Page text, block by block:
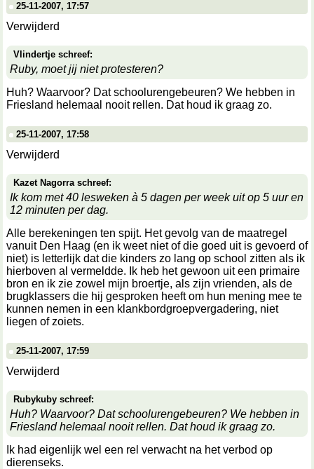
25-11-2007, 17:57
Verwijderd
Vlindertje schreef:
Ruby, moet jij niet protesteren?
Huh? Waarvoor? Dat schoolurengebeuren? We hebben in
Friesland helemaal nooit rellen. Dat houd ik graag zo.
25-11-2007, 17:58
Verwijderd
Kazet Nagorra schreef:
Ik kom met 40 lesweken à 5 dagen per week uit op 5 uur en
12 minuten per dag.
Alle berekeningen ten spijt. Het gevolg van de maatregel
vanuit Den Haag (en ik weet niet of die goed uit is gevoerd of
niet) is letterlijk dat die kinders zo lang op school zitten als ik
hierboven al vermeldde. Ik heb het gewoon uit een primaire
bron en ik zie zowel mijn broertje, als zijn vrienden, als de
brugklassers die hij gesproken heeft om hun mening mee te
kunnen nemen in een klankbordgroepvergadering, niet
liegen of zoiets.
25-11-2007, 17:59
Verwijderd
Rubykuby schreef:
Huh? Waarvoor? Dat schoolurengebeuren? We hebben in
Friesland helemaal nooit rellen. Dat houd ik graag zo.
Ik had eigenlijk wel een rel verwacht na het verbod op
dierenseks.